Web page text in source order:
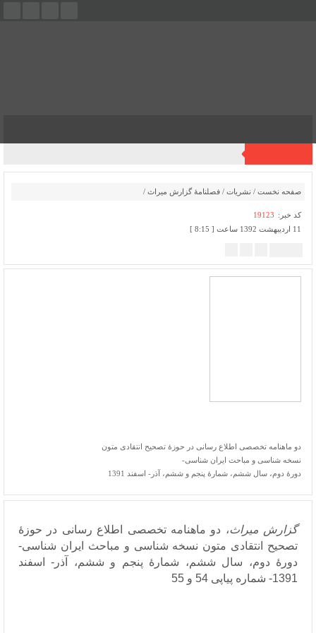
صفحه نخست / نشریات / فصلنامۀ گزارش میراث /
کد خبر: 19123
11 اردیبهشت 1392 ساعت [ 8:15 ]
دو ماهنامه تخصصی اطلاع رسانی در حوزۀ تصحیح انتقادی متون
نسخه شناسی و مباحث ایران شناسی-
دورۀ دوم، سال ششم، شمارۀ پنجم و ششم، آذر- اسفند 1391
گزارش میراث، دو ماهنامه تخصصی اطلاع رسانی در حوزۀ
تصحیح انتقادی متون نسخه شناسی و مباحث ایران شناسی-
دورۀ دوم، سال ششم، شمارۀ پنجم و ششم، آذر- اسفند
1391- شماره پیاپی 54 و 55